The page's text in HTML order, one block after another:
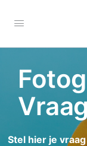
Stel hier je